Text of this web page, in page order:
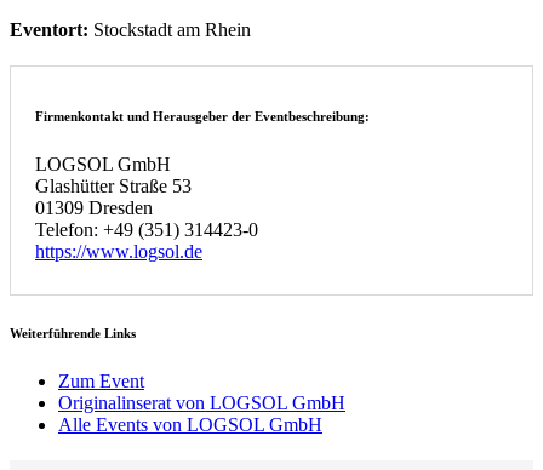
Eventort: Stockstadt am Rhein
Firmenkontakt und Herausgeber der Eventbeschreibung:
LOGSOL GmbH
Glashütter Straße 53
01309 Dresden
Telefon: +49 (351) 314423-0
https://www.logsol.de
Weiterführende Links
Zum Event
Originalinserat von LOGSOL GmbH
Alle Events von LOGSOL GmbH